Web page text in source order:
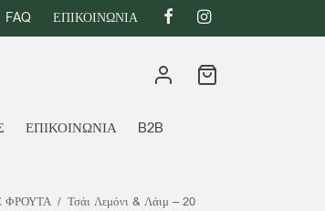
FAQ ΕΠΙΚΟΙΝΩΝΙΑ
ΕΠΙΚΟΙΝΩΝΙΑ B2B
ΦΡΟΥΤΑ / Τσάι Λεμόνι & Λάιμ – 20